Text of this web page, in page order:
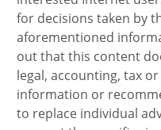
for decisions taken by
aforementioned
out that this content
legal, accounting, tax
information or
to replace individual